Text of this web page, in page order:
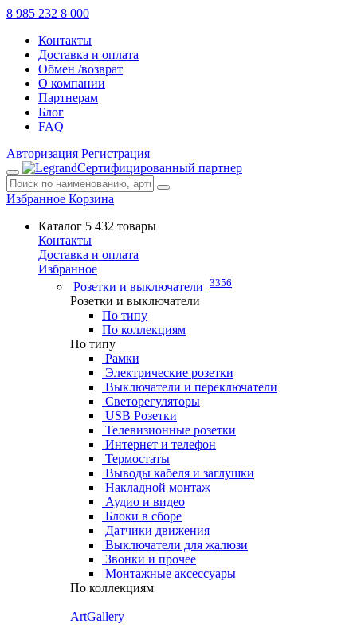
8 985 232 8 000
Контакты
Доставка и оплата
Обмен /возврат
О компании
Партнерам
Блог
FAQ
Авторизация Регистрация
Сертифицированный партнер
Избранное Корзина
Каталог 5 432 товары
Контакты
Доставка и оплата
Избранное
Розетки и выключатели 3356
Розетки и выключатели
По типу
По коллекциям
По типу
Рамки
Электрические розетки
Выключатели и переключатели
Светорегуляторы
USB Розетки
Телевизионные розетки
Интернет и телефон
Термостаты
Выводы кабеля и заглушки
Накладной монтаж
Аудио и видео
Блоки в сборе
Датчики движения
Выключатели для жалюзи
Звонки и прочее
Монтажные аксессуары
По коллекциям
ArtGallery